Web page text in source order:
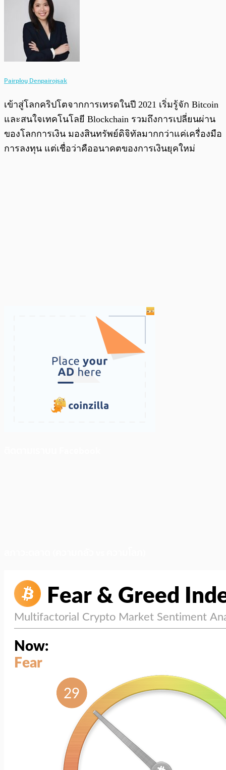
Pairploy Denpairojsak
เข้าสู่โลกคริปโตจากการเทรดในปี 2021 เริ่มรู้จัก Bitcoin
และสนใจเทคโนโลยี Blockchain รวมถึงการเปลี่ยนผ่าน
ของโลกการเงิน มองสินทรัพย์ดิจิทัลมากกว่าแค่เครื่องมือ
การลงทุน แต่เชื่อว่าคืออนาคตของการเงินยุคใหม่